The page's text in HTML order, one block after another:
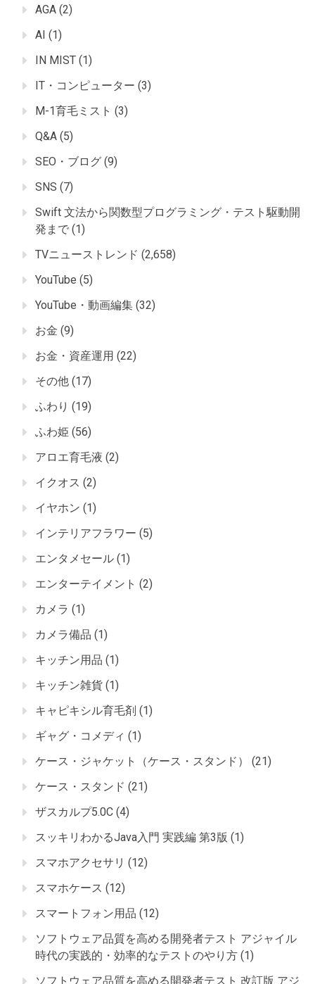
AGA (2)
AI (1)
IN MIST (1)
IT・コンピューター (3)
M-1育毛ミスト (3)
Q&A (5)
SEO・ブログ (9)
SNS (7)
Swift 文法から関数型プログラミング・テスト駆動開
発まで (1)
TVニューストレンド (2,658)
YouTube (5)
YouTube・動画編集 (32)
お金 (9)
お金・資産運用 (22)
その他 (17)
ふわり (19)
ふわ姫 (56)
アロエ育毛液 (2)
イクオス (2)
イヤホン (1)
インテリアフラワー (5)
エンタメセール (1)
エンターテイメント (2)
カメラ (1)
カメラ備品 (1)
キッチン用品 (1)
キッチン雑貨 (1)
キャピキシル育毛剤 (1)
ギャグ・コメディ (1)
ケース・ジャケット（ケース・スタンド）
(21)
ケース・スタンド (21)
ザスカルプ5.0C (4)
スッキリわかるJava入門 実践編 第3版 (1)
スマホアクセサリ (12)
スマホケース (12)
スマートフォン用品 (12)
ソフトウェア品質を高める開発者テスト アジャイル
時代の実践的・効率的なテストのやり方 (1)
ソフトウェア品質を高める開発者テスト 改訂版 アジ